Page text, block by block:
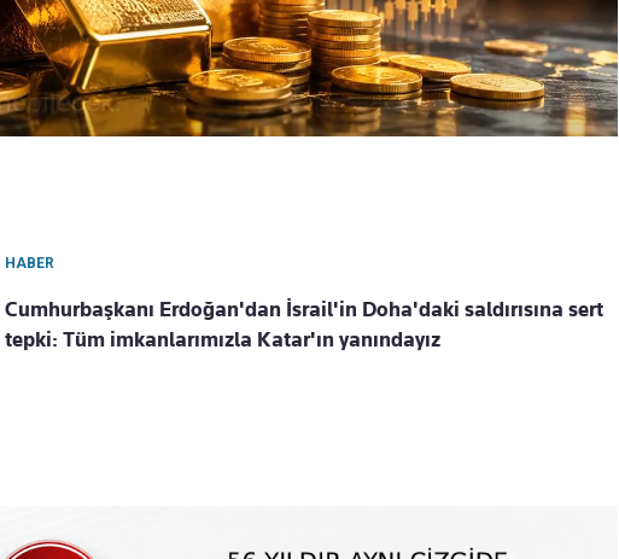
HABER
Cumhurbaşkanı Erdoğan'dan İsrail'in Doha'daki saldırısına sert
tepki: Tüm imkanlarımızla Katar'ın yanındayız